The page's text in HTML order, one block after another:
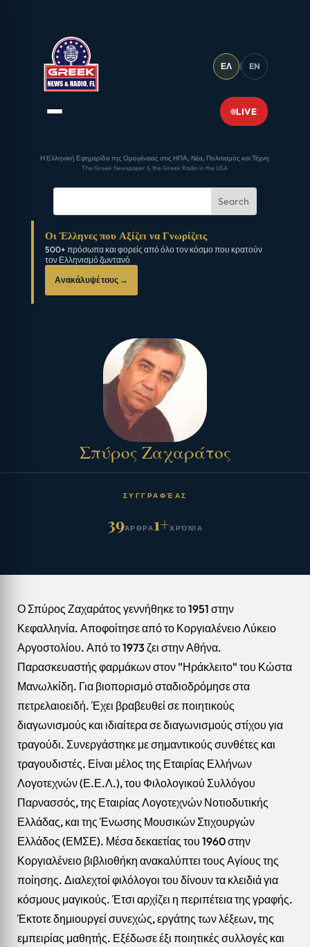
ΕΛ | EN
LIVE
Η Ελληνική Εφημερίδα της Ομογένειας στις ΗΠΑ, Νέα, Πολιτισμός και Τέχνη
The Greek Newspaper & the Greek Radio in the USA
Οι Έλληνες που Αξίζει να Γνωρίζεις
500+ πρόσωπα και φορείς από όλο τον κόσμο που κρατούν
τον Ελληνισμό ζωντανό
Ανακάλυψέ τους →
Σπύρος Ζαχαράτος
ΣΥΓΓΡΑΦΈΑΣ
39ΆΡΘΡΑ1+ΧΡΌΝΙΑ
Ο Σπύρος Ζαχαράτος γεννήθηκε το 1951 στην
Κεφαλληνία. Αποφοίτησε από το Κοργιαλένειο Λύκειο
Αργοστολίου. Από το 1973 ζει στην Αθήνα.
Παρασκευαστής φαρμάκων στον "Ηράκλειτο" του Κώστα
Μανωλκίδη. Για βιοπορισμό σταδιοδρόμησε στα
πετρελαιοειδή. Έχει βραβευθεί σε ποιητικούς
διαγωνισμούς και ιδιαίτερα σε διαγωνισμούς στίχου για
τραγούδι. Συνεργάστηκε με σημαντικούς συνθέτες και
τραγουδιστές. Είναι μέλος της Εταιρίας Ελλήνων
Λογοτεχνών (Ε.Ε.Λ.), του Φιλολογικού Συλλόγου
Παρνασσός, της Εταιρίας Λογοτεχνών Νοτιοδυτικής
Ελλάδας, και της Ένωσης Μουσικών Στιχουργών
Ελλάδος (ΕΜΣΕ). Μέσα δεκαετίας του 1960 στην
Κοργιαλένειο βιβλιοθήκη ανακαλύπτει τους Αγίους της
ποίησης. Διαλεχτοί φιλόλογοι του δίνουν τα κλειδιά για
κόσμους μαγικούς. Έτσι αρχίζει η περιπέτεια της γραφής.
Έκτοτε δημιουργεί συνεχώς, εργάτης των λέξεων, της
εμπειρίας μαθητής. Εξέδωσε έξι ποιητικές συλλογές και